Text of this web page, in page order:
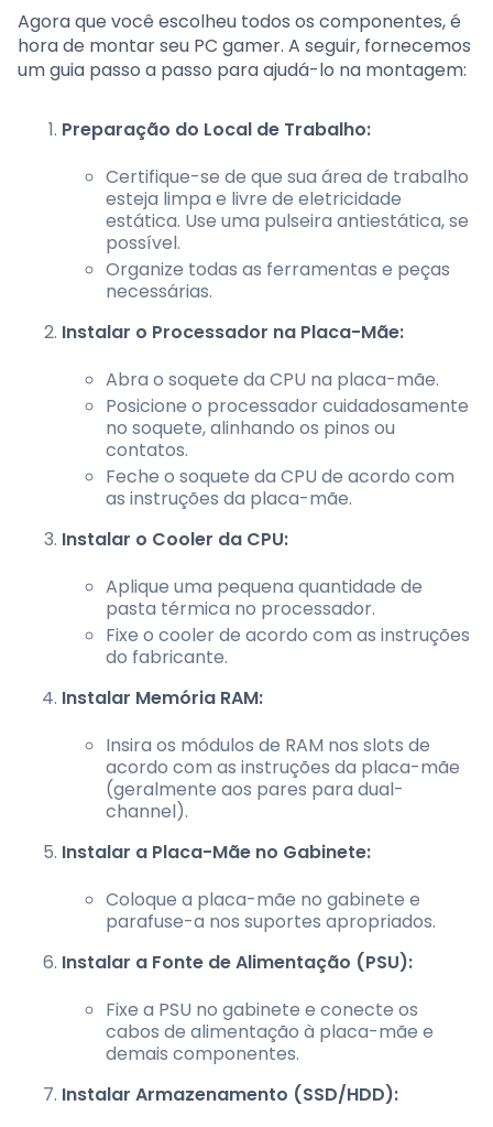
Agora que você escolheu todos os componentes, é
hora de montar seu PC gamer. A seguir, fornecemos
um guia passo a passo para ajudá-lo na montagem:
Preparação do Local de Trabalho:
Certifique-se de que sua área de trabalho
esteja limpa e livre de eletricidade
estática. Use uma pulseira antiestática, se
possível.
Organize todas as ferramentas e peças
necessárias.
Instalar o Processador na Placa-Mãe:
Abra o soquete da CPU na placa-mãe.
Posicione o processador cuidadosamente
no soquete, alinhando os pinos ou
contatos.
Feche o soquete da CPU de acordo com
as instruções da placa-mãe.
Instalar o Cooler da CPU:
Aplique uma pequena quantidade de
pasta térmica no processador.
Fixe o cooler de acordo com as instruções
do fabricante.
Instalar Memória RAM:
Insira os módulos de RAM nos slots de
acordo com as instruções da placa-mãe
(geralmente aos pares para dual-
channel).
Instalar a Placa-Mãe no Gabinete:
Coloque a placa-mãe no gabinete e
parafuse-a nos suportes apropriados.
Instalar a Fonte de Alimentação (PSU):
Fixe a PSU no gabinete e conecte os
cabos de alimentação à placa-mãe e
demais componentes.
Instalar Armazenamento (SSD/HDD):